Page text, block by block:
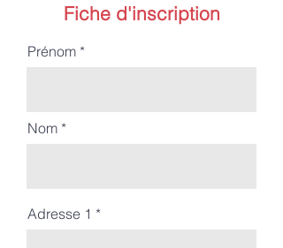
Fiche d'inscription
Prénom
Nom
Adresse 1